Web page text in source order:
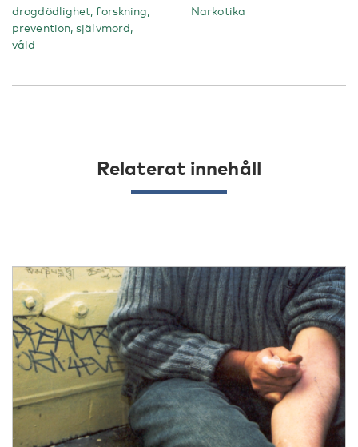
drogdödlighet, forskning,
prevention, självmord,
våld
Narkotika
Relaterat innehåll